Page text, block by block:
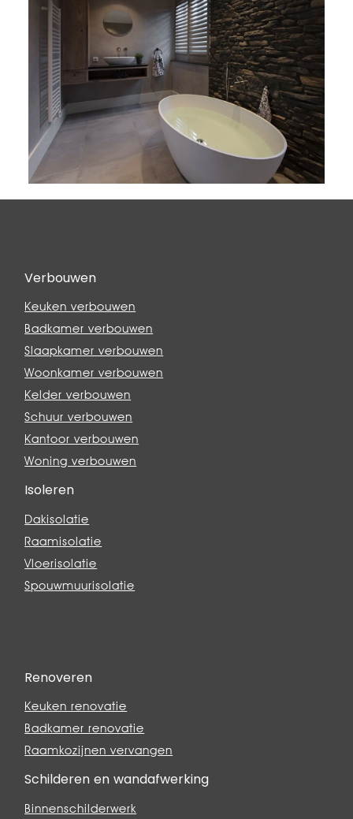
Verbouwen
Keuken verbouwen
Badkamer verbouwen
Slaapkamer verbouwen
Woonkamer verbouwen
Kelder verbouwen
Schuur verbouwen
Kantoor verbouwen
Woning verbouwen
Isoleren
Dakisolatie
Raamisolatie
Vloerisolatie
Spouwmuurisolatie
Renoveren
Keuken renovatie
Badkamer renovatie
Raamkozijnen vervangen
Schilderen en wandafwerking
Binnenschilderwerk